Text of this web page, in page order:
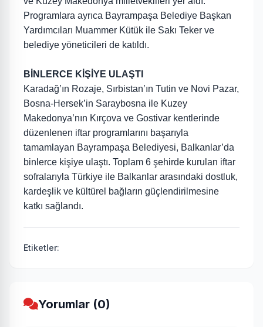
Programlara ayrıca Bayrampaşa Belediye Başkan
Yardımcıları Muammer Kütük ile Sakı Teker ve
belediye yöneticileri de katıldı.
BİNLERCE KİŞİYE ULAŞTI
Karadağ’ın Rozaje, Sırbistan’ın Tutin ve Novi Pazar,
Bosna-Hersek’in Saraybosna ile Kuzey
Makedonya’nın Kırçova ve Gostivar kentlerinde
düzenlenen iftar programlarını başarıyla
tamamlayan Bayrampaşa Belediyesi, Balkanlar’da
binlerce kişiye ulaştı. Toplam 6 şehirde kurulan iftar
sofralarıyla Türkiye ile Balkanlar arasındaki dostluk,
kardeşlik ve kültürel bağların güçlendirilmesine
katkı sağlandı.
Etiketler:
Yorumlar (0)